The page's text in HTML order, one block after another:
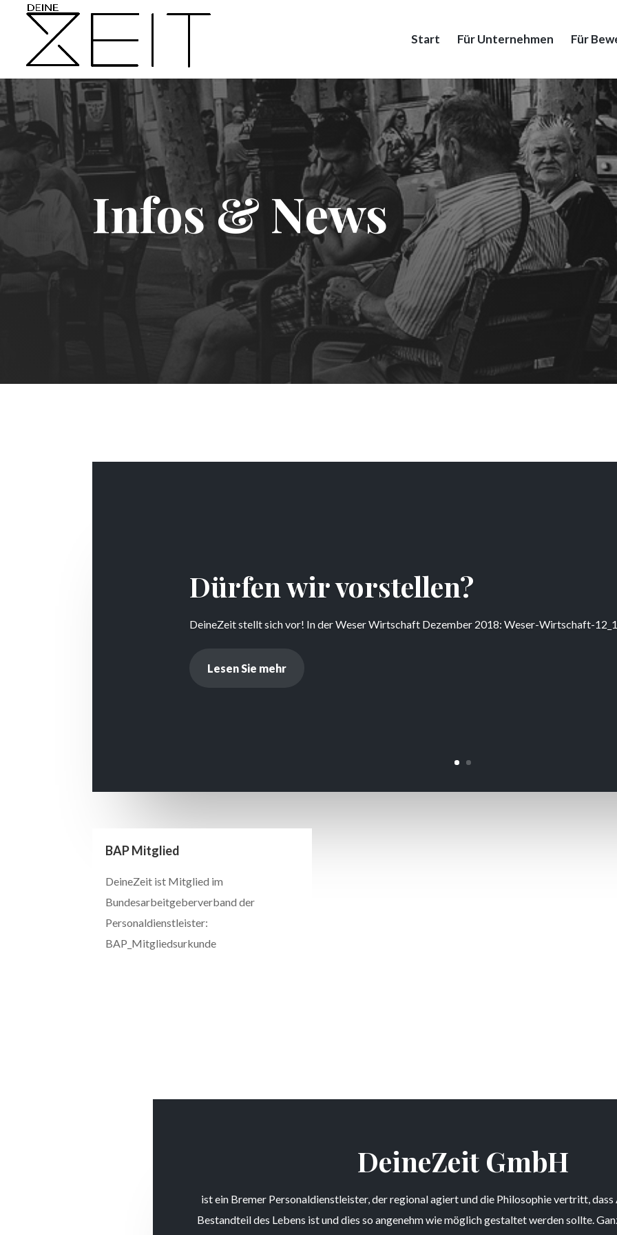
Start Für Unternehmen Für
Infos & News
Dürfen wir vorstellen?
DeineZeit stellt sich vor! In der Weser Wirtschaft Dezember 2018: Weser-Wirtschaft-
Lesen Sie mehr
BAP Mitglied
DeineZeit ist Mitglied im
Bundesarbeitgeberverband der
Personaldienstleister:
BAP_Mitgliedsurkunde
DeineZeit GmbH
ist ein Bremer Personaldienstleister, der regional agiert und die Philosophie vertritt,
Bestandteil des Lebens ist und dies so angenehm wie möglich gestaltet werden sollte.